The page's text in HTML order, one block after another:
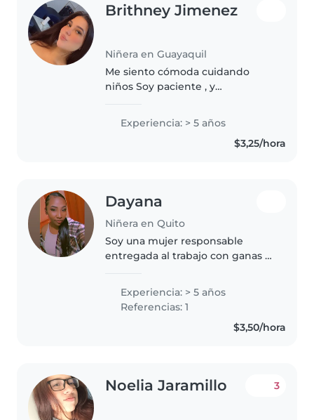
Brithney Jimenez
Niñera en Guayaquil
Me siento cómoda cuidando
niños Soy paciente , y
Experiencia: > 5 años
$3,25/hora
Dayana
Niñera en Quito
Soy una mujer responsable
entregada al trabajo con ganas y
paciencia tengo experiencia en
cuidar niños soy muy activa .
también tengo conocimiento de
Experiencia: > 5 años
Referencias: 1
$3,50/hora
Noelia Jaramillo 3